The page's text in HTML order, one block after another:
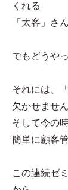
くれる
「太客」さ
でもどうや
それには、
欠かせません
そして今の
簡単に顧客
この連続ゼ